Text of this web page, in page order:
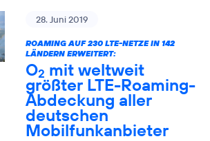
28. Juni 2019
ROAMING AUF 230 LTE-NETZE IN 142
LÄNDERN ERWEITERT:
O2 mit weltweit
größter LTE-Roaming-
Abdeckung aller
deutschen
Mobilfunkanbieter